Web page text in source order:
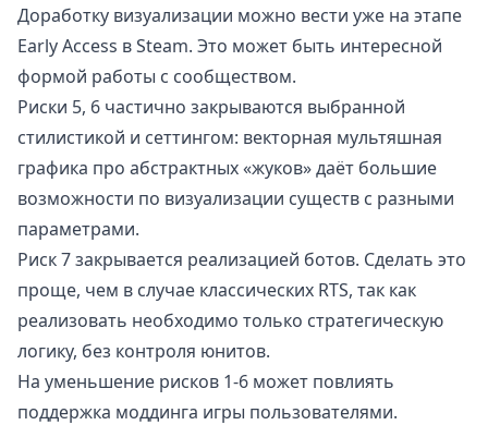
Доработку визуализации можно вести уже на этапе
Early Access в Steam. Это может быть интересной
формой работы с сообществом.
Риски 5, 6 частично закрываются выбранной
стилистикой и сеттингом: векторная мультяшная
графика про абстрактных «жуков» даёт большие
возможности по визуализации существ с разными
параметрами.
Риск 7 закрывается реализацией ботов. Сделать это
проще, чем в случае классических RTS, так как
реализовать необходимо только стратегическую
логику, без контроля юнитов.
На уменьшение рисков 1-6 может повлиять
поддержка моддинга игры пользователями.